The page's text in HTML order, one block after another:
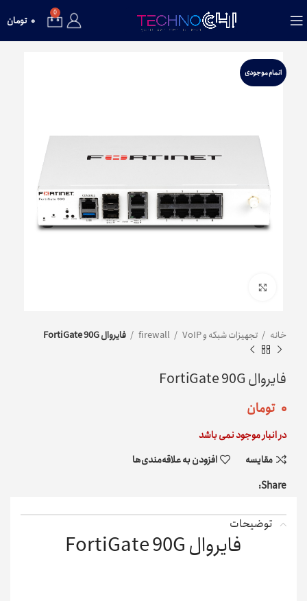
0
۰ تومان
اتمام موجودی
خانه تجهیزات شبکه و VoIP firewall فایروال FortiGate 90G
فایروال FortiGate 90G
۰ تومان
در انبار موجود نمی باشد
مقایسه
افزودن به علاقه‌مندی‌ها
Share:
توضیحات
فایروال FortiGate 90G